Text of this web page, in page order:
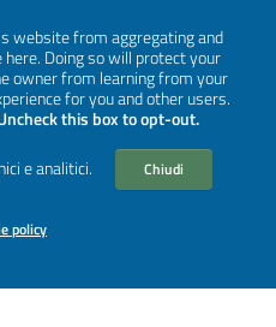
website from aggregating and
Doing so will protect your
owner from learning from your
for you and other users.
this box to opt-out.
e analitici.
Chiudi
policy